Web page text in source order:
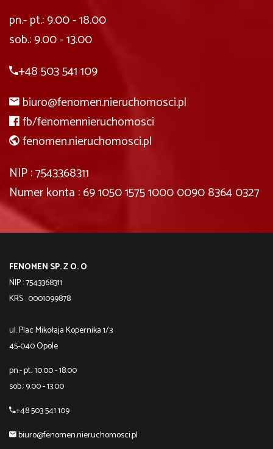
pn.- pt.: 9.00 - 18.00
sob.: 9.00 - 13.00
+48 503 541 109
biuro@fenomen.nieruchomosci.pl
fb/fenomennieruchomosci
fenomen.nieruchomosci.pl
NIP : 7543368311
Numer konta : 69 1050 1575 1000 0090 8364 0327
FENOMEN SP. Z O. O
NIP : 7543368311
KRS : 0001099878
ul. Plac Mikołaja Kopernika 1/3
45-040 Opole
pn.- pt.: 10.00 - 18.00
sob.: 9.00 - 13.00
+48 503 541 109
biuro@fenomen.nieruchomosci.pl